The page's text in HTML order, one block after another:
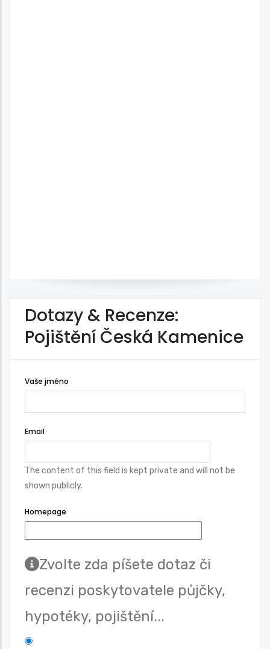
Dotazy & Recenze:
Pojištění Česká Kamenice
Vaše jméno
Email
The content of this field is kept private and will not be
shown publicly.
Homepage
Zvolte zda píšete dotaz či
recenzi poskytovatele půjčky,
hypotéky, pojištění...